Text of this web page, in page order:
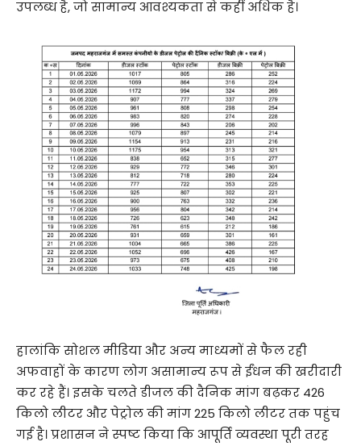
उपलब्ध है, जो सामान्य आवश्यकता से कहीं अधिक है।
हालांकि सोशल मीडिया और अन्य माध्यमों से फैल रही
अफवाहों के कारण लोग असामान्य रूप से ईंधन की खरीदारी
कर रहे हैं। इसके चलते डीजल की दैनिक मांग बढ़कर 426
किलो लीटर और पेट्रोल की मांग 225 किलो लीटर तक पहुंच
गई है। प्रशासन ने स्पष्ट किया कि आपूर्ति व्यवस्था पूरी तरह